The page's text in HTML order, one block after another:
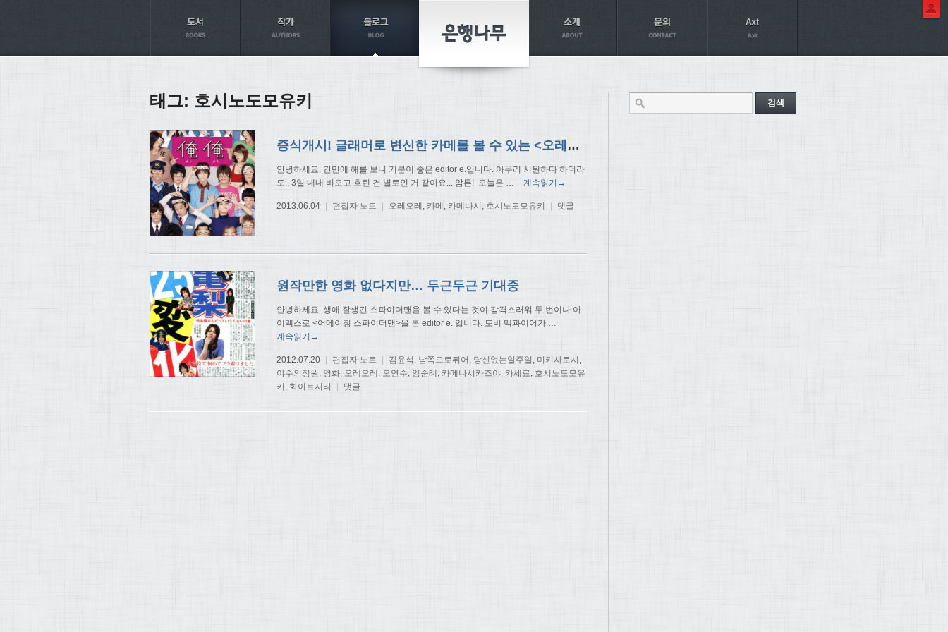
태그: 호시노도모유키
증식개시! 글래머로 변신한 카메를 볼 수 있는 <오레오레> 영화 개봉!
안녕하세요. 간만에 해를 보니 기분이 좋은 editor e.입니다. 아무리 시원하다 하더라
도,, 3일 내내 비오고 흐린 건 별로인 거 같아요... 암튼! 오늘은
계속읽기→
2013.06.04 편집자 노트 오레오레 , 카메 , 카메나시 , 호시노도모유키 댓글
원작만한 영화 없다지만… 두근두근 기대중
안녕하세요. 생애 잘생긴 스파이더맨을 볼 수 있다는 것이 감격스러워 두 번이나 아
이맥스로 <어메이징 스파이더맨>을 본 editor e. 입니다. 토비 맥과이어가
계속읽기→
2012.07.20 편집자 노트 김윤석 , 남쪽으로튀어 , 당신없는일주일 , 미키사토시 ,
야수의정원 , 영화, 오레오레 , 오연수, 임순례 , 카메나시카즈야, 카세료, 호시노도모유
키 , 화이트시티 댓글